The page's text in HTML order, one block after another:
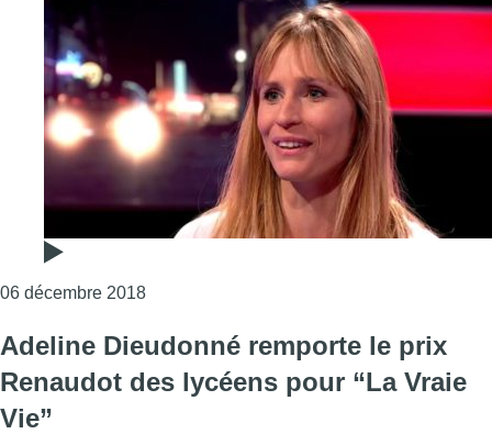
06 décembre 2018Consulter l'article "Adeline Dieudonné
Adeline Dieudonné remporte le prix
Renaudot des lycéens pour “La Vraie
Vie”